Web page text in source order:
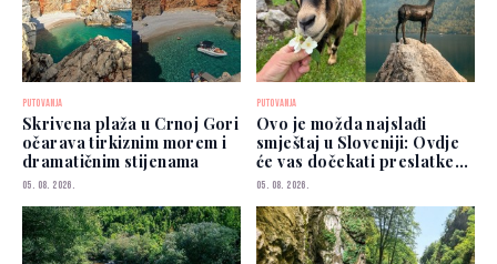
PUTOVANJA
Skrivena plaža u Crnoj Gori
očarava tirkiznim morem i
dramatičnim stijenama
05. 08. 2026.
PUTOVANJA
Ovo je možda najslađi
smještaj u Sloveniji: Ovdje
će vas dočekati preslatke
koze
05. 08. 2026.